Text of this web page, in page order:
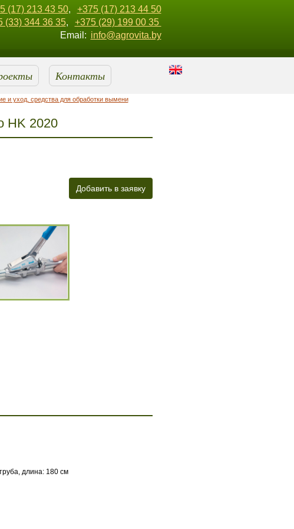
(17) 213 43 50,
+375 (17) 213 44 50
(33) 344 36 35,
+375 (29) 199 00 35
Email: info@agrovita.by
Контакты
и уход, средства для обработки вымени
HK 2020
Добавить в заявку
длина: 180 см